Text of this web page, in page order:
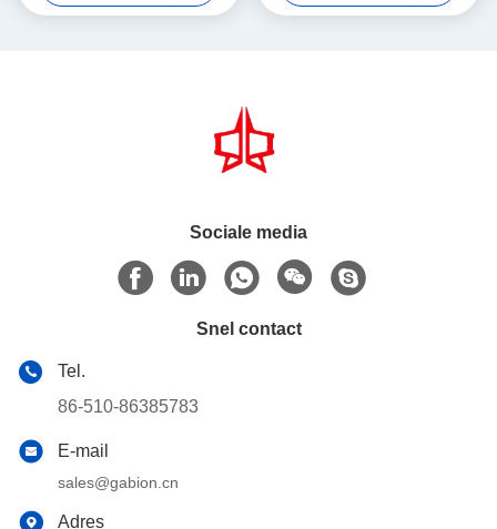
Weaving to Boost
Sociale media
Snel contact
Tel.
86-510-86385783
E-mail
sales@gabion.cn
Adres